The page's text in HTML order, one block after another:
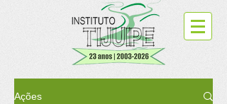
Ações